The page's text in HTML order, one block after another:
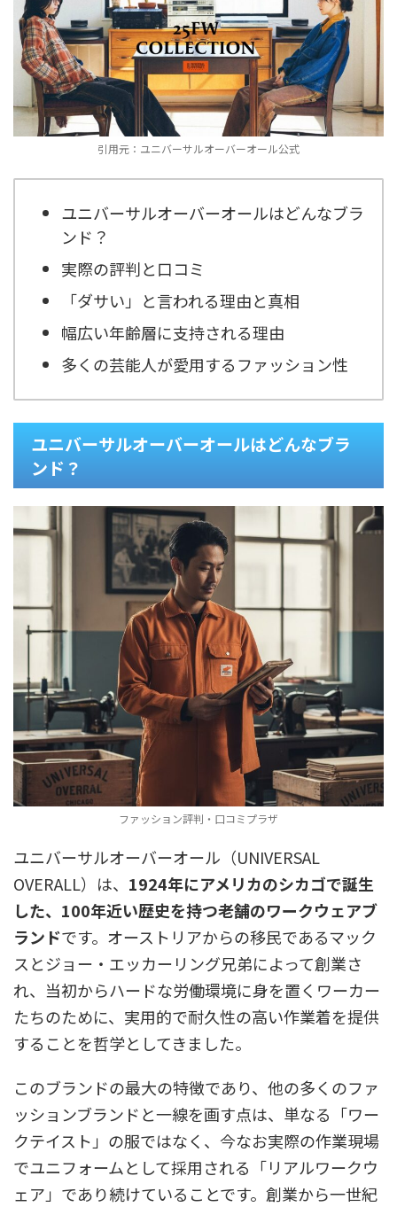
引用元：ユニバーサルオーバーオール公式
ユニバーサルオーバーオールはどんなブラ
ンド？
実際の評判と口コミ
「ダサい」と言われる理由と真相
幅広い年齢層に支持される理由
多くの芸能人が愛用するファッション性
ユニバーサルオーバーオールはどんなブラ
ンド？
ファッション評判・口コミプラザ
ユニバーサルオーバーオール（UNIVERSAL
OVERALL）は、 1924年にアメリカのシカゴで誕生
した、100年近い歴史を持つ老舗のワークウェアブ
ランドです。オーストリアからの移民であるマック
スとジョー・エッカーリング兄弟によって創業さ
れ、当初からハードな労働環境に身を置くワーカー
たちのために、実用的で耐久性の高い作業着を提供
することを哲学としてきました。
このブランドの最大の特徴であり、他の多くのファ
ッションブランドと一線を画す点は、 単なる「ワー
クテイスト」の服ではなく、今なお実際の作業現場
でユニフォームとして採用される「リアルワークウ
ェア」であり続けていることです。創業から一世紀